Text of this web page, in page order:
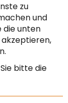
zu
und
die unten
bitte die